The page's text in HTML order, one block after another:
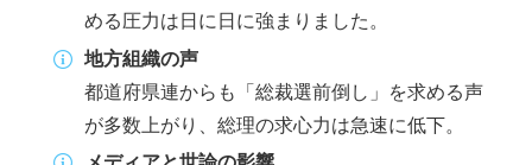
める圧力は日に日に強まりました。
地方組織の声
都道府県連からも「総裁選前倒し」を求める声
が多数上がり、総理の求心力は急速に低下。